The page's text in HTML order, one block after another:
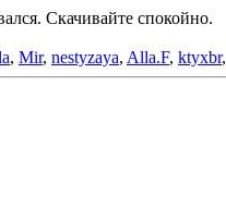
Скачивайте спокойно.
, Mir, nestyzaya, Alla.F, ktyxbr,